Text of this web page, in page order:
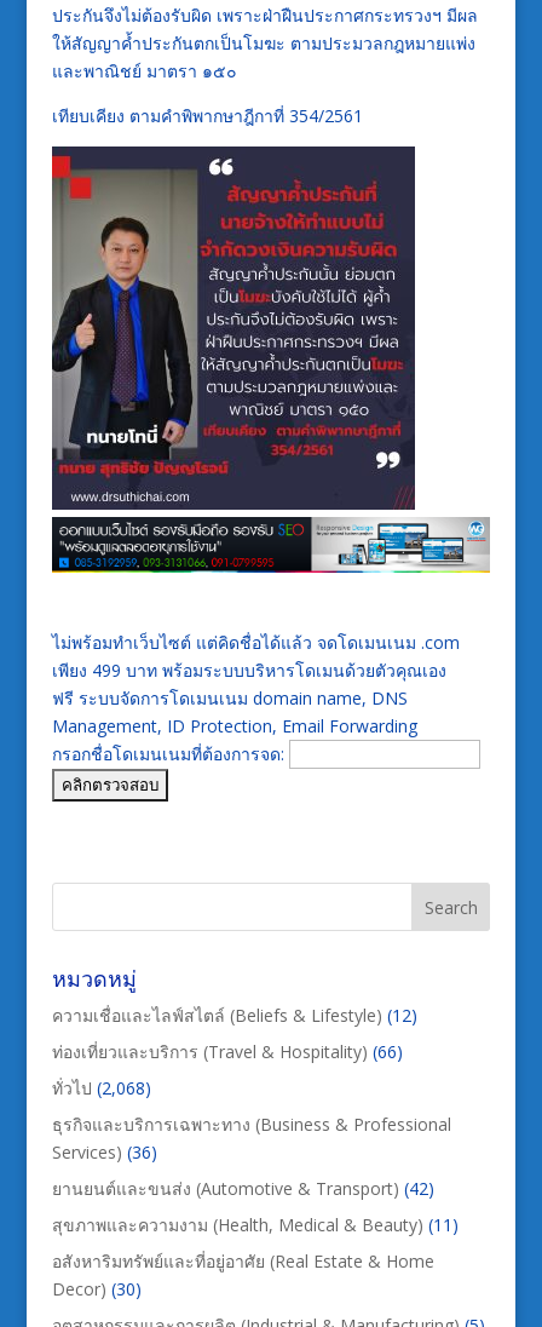
ประกันจึงไม่ต้องรับผิด เพราะฝ่าฝืนประกาศกระทรวงฯ มีผล
ให้สัญญาค้ำประกันตกเป็นโมฆะ ตามประมวลกฎหมายแพ่ง
และพาณิชย์ มาตรา ๑๕๐
เทียบเคียง ตามคำพิพากษาฎีกาที่ 354/2561
ไม่พร้อมทำเว็บไซต์ แต่คิดชื่อได้แล้ว จดโดเมนเนม .com
เพียง 499 บาท พร้อมระบบบริหารโดเมนด้วยตัวคุณเอง
ฟรี ระบบจัดการโดเมนเนม domain name, DNS
Management, ID Protection, Email Forwarding
กรอกชื่อโดเมนเนมที่ต้องการจด:
หมวดหมู่
ความเชื่อและไลฟ์สไตล์ (Beliefs & Lifestyle) (12)
ท่องเที่ยวและบริการ (Travel & Hospitality) (66)
ทั่วไป (2,068)
ธุรกิจและบริการเฉพาะทาง (Business & Professional
Services) (36)
ยานยนต์และขนส่ง (Automotive & Transport) (42)
สุขภาพและความงาม (Health, Medical & Beauty) (11)
อสังหาริมทรัพย์และที่อยู่อาศัย (Real Estate & Home
Decor) (30)